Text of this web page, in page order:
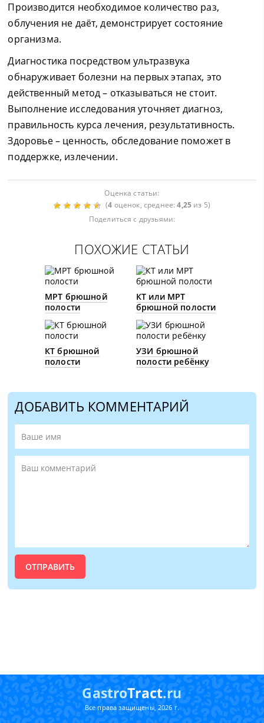
Производится необходимое количество раз,
облучения не даёт, демонстрирует состояние
организма.
Диагностика посредством ультразвука
обнаруживает болезни на первых этапах, это
действенный метод – отказываться не стоит.
Выполнение исследования уточняет диагноз,
правильность курса лечения, результативность.
Здоровье – ценность, обследование поможет в
поддержке, излечении.
Оценка статьи:
(4 оценок, среднее:4,25 из 5)
Поделиться с друзьями:
ПОХОЖИЕ СТАТЬИ
МРТ брюшной
полости
КТ или МРТ
брюшной полости
КТ брюшной
полости
УЗИ брюшной
полости ребёнку
ДОБАВИТЬ КОММЕНТАРИЙ
GastroTract.ru
Все права защищены, 2026 г.